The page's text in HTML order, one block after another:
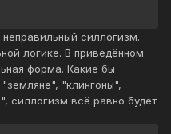
силлогизм.
логике. В приведённом
форма. Какие бы
"клингоны",
силлогизм всё равно будет